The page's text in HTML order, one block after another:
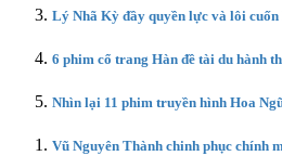
Lý Nhã Kỳ đầy quyền lực và lôi
6 phim cổ trang Hàn đề tài du hành
Nhìn lại 11 phim truyền hình Hoa
Vũ Nguyên Thành chinh phục chính